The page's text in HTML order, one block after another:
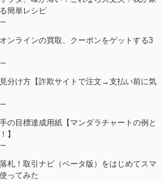
簡単レシピ
ンラインの買取、クーポンをゲットする3
分け方【詐欺サイトで注文→支払い前に気
の目標達成用紙【マンダラチャートの例と
】
札！取引ナビ（ベータ版）をはじめてスマ
ってみた